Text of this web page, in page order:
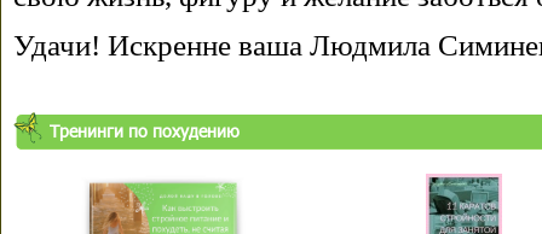
Удачи! Искренне ваша Людмила
Тренинги по похудению